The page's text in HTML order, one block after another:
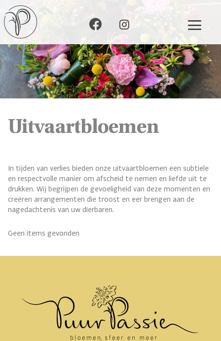
Uitvaartbloemen
In tijden van verlies bieden onze uitvaartbloemen een subtiele
en respectvolle manier om afscheid te nemen en liefde uit te
drukken. Wij begrijpen de gevoeligheid van deze momenten en
creëren arrangementen die troost en eer brengen aan de
nagedachtenis van uw dierbaren.
Geen items gevonden